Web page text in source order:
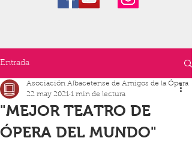
Entrada
"MEJOR TEATRO DE
ÓPERA DEL MUNDO"
Asociación Albacetense de Amigos de la Ópera
22 may 2021 1 min de lectura